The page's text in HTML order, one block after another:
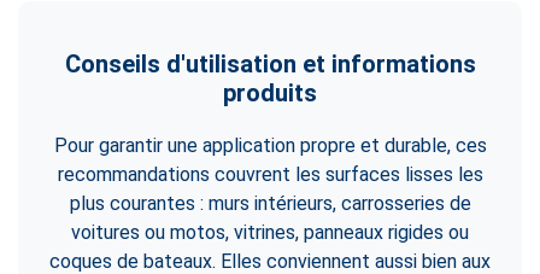
Conseils d'utilisation et informations
produits
Pour garantir une application propre et durable, ces
recommandations couvrent les surfaces lisses les
plus courantes : murs intérieurs, carrosseries de
voitures ou motos, vitrines, panneaux rigides ou
coques de bateaux. Elles conviennent aussi bien aux